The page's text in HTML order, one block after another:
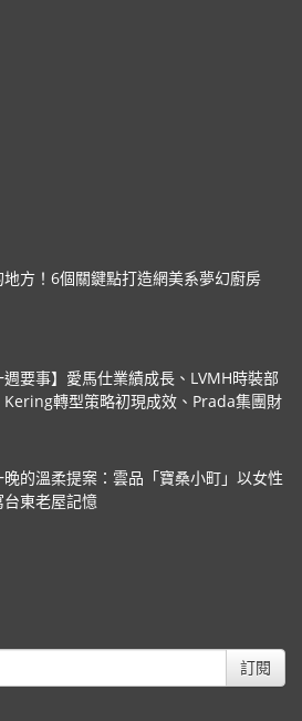
方！6個關鍵點打造網美系夢幻廚房
週要事】愛馬仕業績成長、LVMH時裝部
Kering轉型策略初現成效、Prada集團財
的溫柔提案：雲品「寶桑小町」以女性
東老屋記憶
訂閱